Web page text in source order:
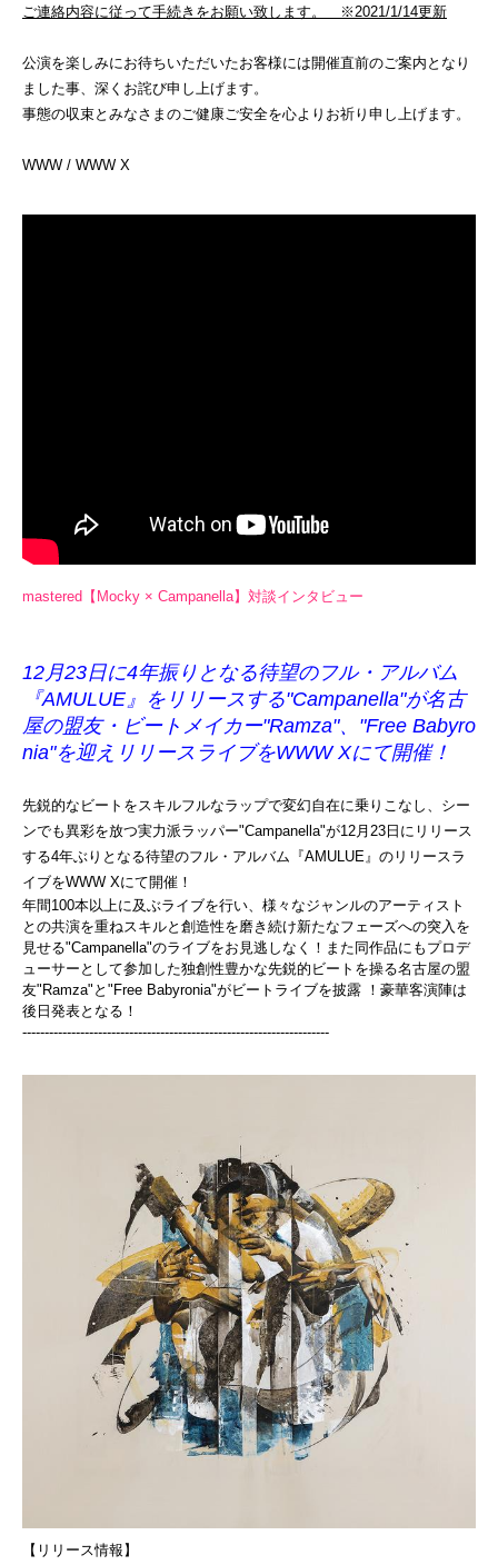
ご連絡内容に従って手続きをお願い致します。 ※2021/1/14更新
公演を楽しみにお待ちいただいたお客様には開催直前のご案内となり
ました事、深くお詫び申し上げます。
事態の収束とみなさまのご健康ご安全を心よりお祈り申し上げます。
WWW / WWW X
mastered【Mocky × Campanella】対談インタビュー
12月23日に4年振りとなる待望のフル・アルバム
『AMULUE』をリリースする"Campanella"が名古
屋の盟友・ビートメイカー"Ramza"、"Free Babyro
nia"を迎えリリースライブをWWW Xにて開催！
先鋭的なビートをスキルフルなラップで変幻自在に乗りこなし、 シー
ンでも異彩を放つ実力派ラッパー"Campanella"が12月23日にリリース
する4年ぶりとなる待望のフル・ アルバム『AMULUE』のリリースラ
イブをWWW Xにて開催！
年間100本以上に及ぶライブを行い、 様々なジャンルのアーティスト
との共演を重ねスキルと創造性を磨き続け新たなフェーズへの突入を
見せる"Campanella"のライブをお見逃しなく！ また同作品にもプロデ
ューサーとして参加した独創性豊かな先鋭的 ビートを操る名古屋の盟
友"Ramza"と"Free Babyronia"がビートライブを披露 ！豪華客演陣は
後日発表となる！
---------------------------------------------------------------------
【リリース情報】